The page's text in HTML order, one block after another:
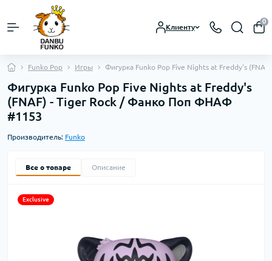
Клиенту
0
Funko Pop Игры Фигурка Funko Pop Five Nights at Freddy's
Фигурка Funko Pop Five Nights at Freddy's
(FNAF) - Tiger Rock / Фанко Поп ФНАФ
#1153
Производитель: Funko
Все о товаре Описание
Exclusive